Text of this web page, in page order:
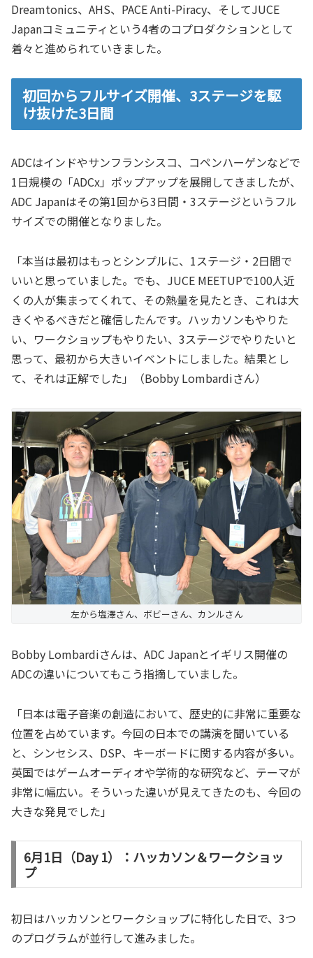
Dreamtonics、AHS、PACE Anti-Piracy、そしてJUCE
Japanコミュニティという4者のコプロダクションとして
着々と進められていきました。
初回からフルサイズ開催、3ステージを駆
け抜けた3日間
ADCはインドやサンフランシスコ、コペンハーゲンなどで
1日規模の「ADCx」ポップアップを展開してきましたが、
ADC Japanはその第1回から3日間・3ステージというフル
サイズでの開催となりました。
「本当は最初はもっとシンプルに、1ステージ・2日間で
いいと思っていました。でも、JUCE MEETUPで100人近
くの人が集まってくれて、その熱量を見たとき、これは大
きくやるべきだと確信したんです。ハッカソンもやりた
い、ワークショップもやりたい、3ステージでやりたいと
思って、最初から大きいイベントにしました。結果とし
て、それは正解でした」（Bobby Lombardiさん）
左から塩澤さん、ボビーさん、カンルさん
Bobby Lombardiさんは、ADC Japanとイギリス開催の
ADCの違いについてもこう指摘していました。
「日本は電子音楽の創造において、歴史的に非常に重要な
位置を占めています。今回の日本での講演を聞いている
と、シンセシス、DSP、キーボードに関する内容が多い。
英国ではゲームオーディオや学術的な研究など、テーマが
非常に幅広い。そういった違いが見えてきたのも、今回の
大きな発見でした」
6月1日（Day 1）：ハッカソン＆ワークショッ
プ
初日はハッカソンとワークショップに特化した日で、3つ
のプログラムが並行して進みました。